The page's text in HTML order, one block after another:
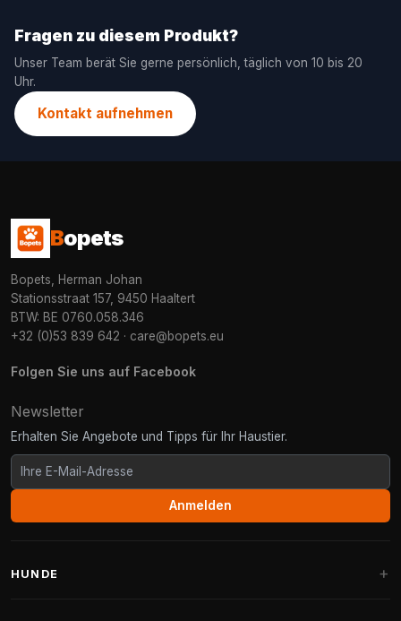
Fragen zu diesem Produkt?
Unser Team berät Sie gerne persönlich, täglich von 10 bis 20
Uhr.
Kontakt aufnehmen
Bopets
Bopets, Herman Johan
Stationsstraat 157, 9450 Haaltert
BTW: BE 0760.058.346
+32 (0)53 839 642 · care@bopets.eu
Folgen Sie uns auf Facebook
Newsletter
Erhalten Sie Angebote und Tipps für Ihr Haustier.
Anmelden
HUNDE